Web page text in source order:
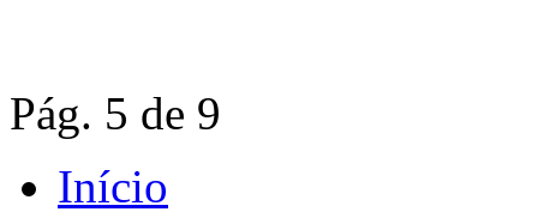
Pág. 5 de 9
Início